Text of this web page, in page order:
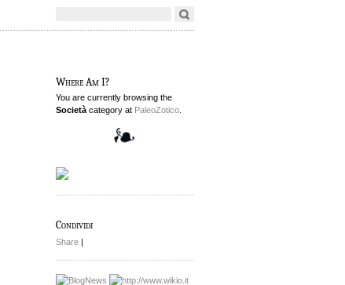
Where Am I?
You are currently browsing the
Società category at PaleoZotico
Condividi
Share |